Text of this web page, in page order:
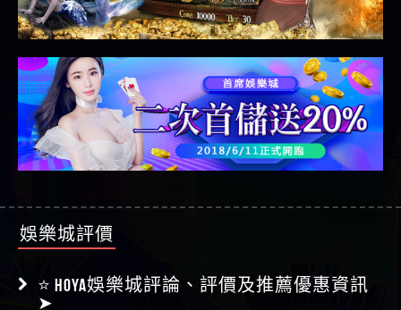
娛樂城評價
⭐ HOYA娛樂城評論、評價及推薦優惠資訊
➤